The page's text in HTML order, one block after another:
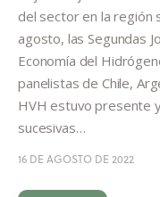
del sector en la región
agosto, las Segundas
Economía del
panelistas de Chile,
HVH estuvo presente
sucesivas…
16 DE AGOSTO DE 2022